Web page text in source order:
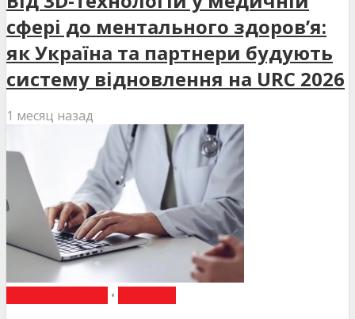
сфері до ментального здоров’я:
як Україна та партнери будують
систему відновлення на URC 2026
1 месяц назад
•